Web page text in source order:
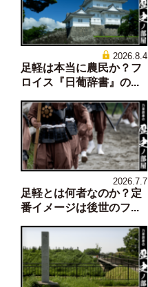
2026.8.4
足軽は本当に農民か？フ
ロイス『日葡辞書』の...
2026.7.7
足軽とは何者なのか？定
番イメージは後世のフ...